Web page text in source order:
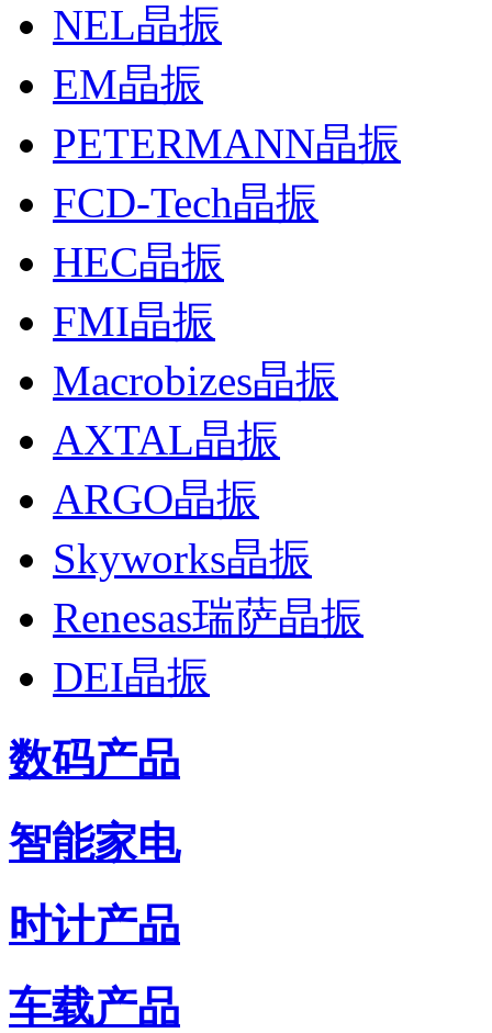
NEL晶振
EM晶振
PETERMANN晶振
FCD-Tech晶振
HEC晶振
FMI晶振
Macrobizes晶振
AXTAL晶振
ARGO晶振
Skyworks晶振
Renesas瑞萨晶振
DEI晶振
数码产品
智能家电
时计产品
车载产品